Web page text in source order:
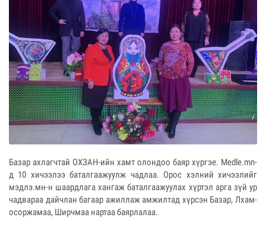
Базар ахлагчтай ОХЗАН-ийн хамт олондоо баяр хүргэе. Medle.mn-
д 10 хичээлээ баталгаажуулж чадлаа. Орос хэлний хичээлийг
мэдлэ.мн-н шаардлага хангаж баталгаажуулах хүртэл арга зүй ур
чадвараа дайчлан багаар ажиллаж амжилтад хүрсэн Базар, Лхам-
осоржамаа, Ширчмаа нартаа баярлалаа.